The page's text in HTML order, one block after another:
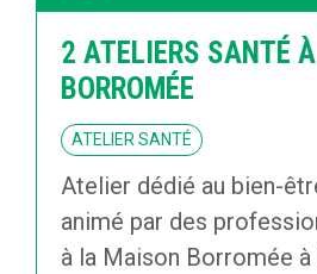
2 ATELIERS SANTÉ
BORROMÉE
ATELIER SANTÉ
Atelier dédié au bien-
animé par des
à la Maison Borromée